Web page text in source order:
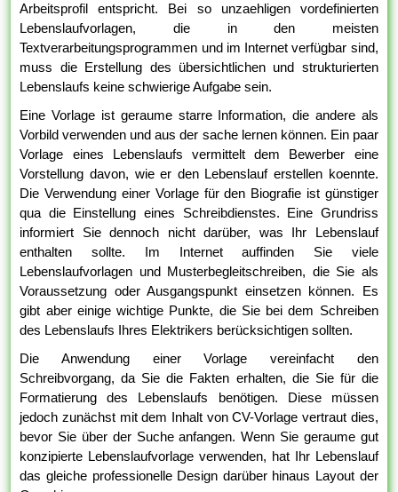
Arbeitsprofil entspricht. Bei so unzaehligen vordefinierten
Lebenslaufvorlagen, die in den meisten
Textverarbeitungsprogrammen und im Internet verfügbar sind,
muss die Erstellung des übersichtlichen und strukturierten
Lebenslaufs keine schwierige Aufgabe sein.
Eine Vorlage ist geraume starre Information, die andere als
Vorbild verwenden und aus der sache lernen können. Ein paar
Vorlage eines Lebenslaufs vermittelt dem Bewerber eine
Vorstellung davon, wie er den Lebenslauf erstellen koennte.
Die Verwendung einer Vorlage für den Biografie ist günstiger
qua die Einstellung eines Schreibdienstes. Eine Grundriss
informiert Sie dennoch nicht darüber, was Ihr Lebenslauf
enthalten sollte. Im Internet auffinden Sie viele
Lebenslaufvorlagen und Musterbegleitschreiben, die Sie als
Voraussetzung oder Ausgangspunkt einsetzen können. Es
gibt aber einige wichtige Punkte, die Sie bei dem Schreiben
des Lebenslaufs Ihres Elektrikers berücksichtigen sollten.
Die Anwendung einer Vorlage vereinfacht den
Schreibvorgang, da Sie die Fakten erhalten, die Sie für die
Formatierung des Lebenslaufs benötigen. Diese müssen
jedoch zunächst mit dem Inhalt von CV-Vorlage vertraut dies,
bevor Sie über der Suche anfangen. Wenn Sie geraume gut
konzipierte Lebenslaufvorlage verwenden, hat Ihr Lebenslauf
das gleiche professionelle Design darüber hinaus Layout der